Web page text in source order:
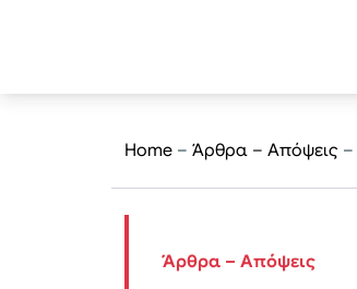
Home – Άρθρα – Απόψεις –
Άρθρα – Απόψεις